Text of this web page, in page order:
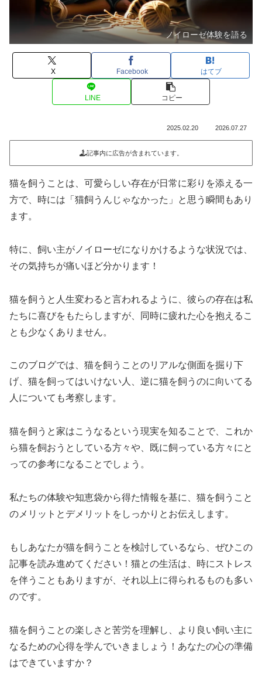
ノイローゼ体験を語る
X Facebook はてブ
LINE コピー
2025.02.20 2026.07.27
記事内に広告が含まれています。
猫を飼うことは、可愛らしい存在が日常に彩りを添える一
方で、時には「猫飼うんじゃなかった」と思う瞬間もあり
ます。
特に、飼い主がノイローゼになりかけるような状況では、
その気持ちが痛いほど分かります！
猫を飼うと人生変わると言われるように、彼らの存在は私
たちに喜びをもたらしますが、同時に疲れた心を抱えるこ
とも少なくありません。
このブログでは、猫を飼うことのリアルな側面を掘り下
げ、猫を飼ってはいけない人、逆に猫を飼うのに向いてる
人についても考察します。
猫を飼うと家はこうなるという現実を知ることで、これか
ら猫を飼おうとしている方々や、既に飼っている方々にと
っての参考になることでしょう。
私たちの体験や知恵袋から得た情報を基に、猫を飼うこと
のメリットとデメリットをしっかりとお伝えします。
もしあなたが猫を飼うことを検討しているなら、ぜひこの
記事を読み進めてください！猫との生活は、時にストレス
を伴うこともありますが、それ以上に得られるものも多い
のです。
猫を飼うことの楽しさと苦労を理解し、より良い飼い主に
なるための心得を学んでいきましょう！あなたの心の準備
はできていますか？